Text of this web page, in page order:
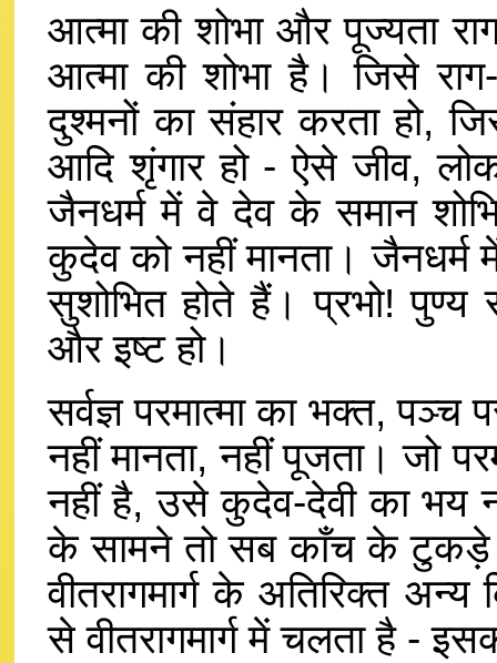
आत्मा की शोभा और पूज्यता
आत्मा की शोभा है। जिसे राग-
दुश्मनों का संहार करता हो,
आदि शृंगार हो - ऐसे जीव,
जैनधर्म में वे देव के समान
कुदेव को नहीं मानता। जैनधर्म
सुशोभित होते हैं। प्रभो! पुण्य
और इष्ट हो।
सर्वज्ञ परमात्मा का भक्त, पञ्च
नहीं मानता, नहीं पूजता। जो
नहीं है, उसे कुदेव-देवी का भय
के सामने तो सब काँच के टुकड़े
वीतरागमार्ग के अतिरिक्त
से वीतरागमार्ग में चलता है -